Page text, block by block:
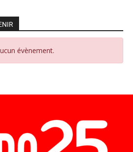
évènement.